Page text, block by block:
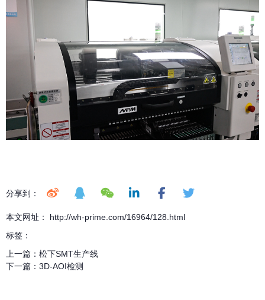
分享到：
本文网址： http://wh-prime.com/16964/128.html
标签：
上一篇： 松下SMT生产线
下一篇： 3D-AOI检测